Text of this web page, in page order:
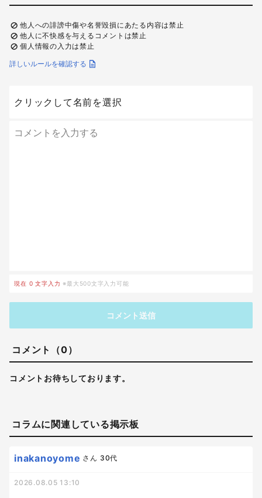
他人への誹謗中傷や名誉毀損にあたる内容は禁止
他人に不快感を与えるコメントは禁止
個人情報の入力は禁止
詳しいルールを確認する
クリックして名前を選択
現在 0 文字入力 ※最大500文字入力可能
コメント送信
コメント（0）
コメントお待ちしております。
コラムに関連している掲示板
inakanoyome さん 30代
2026.08.05 13:10